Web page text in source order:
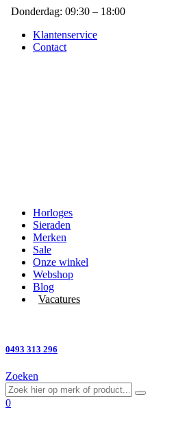
Donderdag: 09:30 – 18:00
Klantenservice
Contact
Horloges
Sieraden
Merken
Sale
Onze winkel
Webshop
Blog
Vacatures
0493 313 296
Zoeken
0